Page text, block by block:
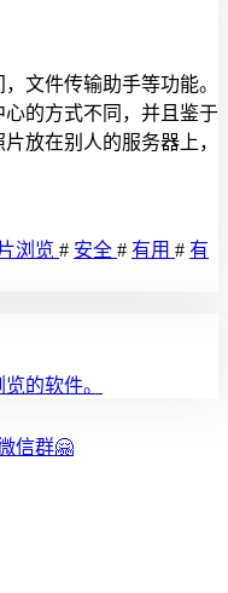
文件传输助手等功能。
的方式不同，并且鉴于
放在别人的服务器上，
浏览 # 安全 # 有用 # 有
的软件。
信群🤗